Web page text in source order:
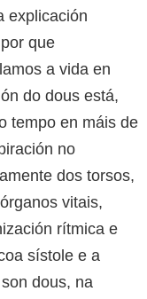
explicación
que
a vida en
do dous está,
tempo en máis de
no
dos torsos,
vitais,
rítmica e
sístole e a
dous, na